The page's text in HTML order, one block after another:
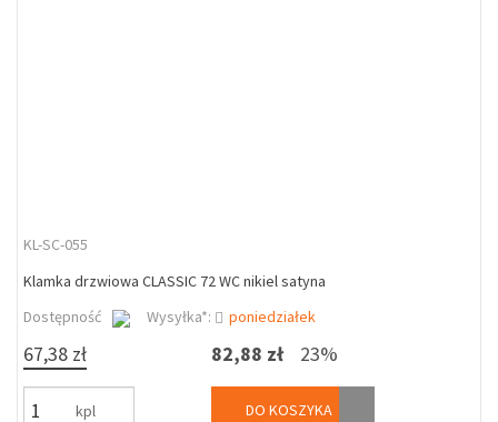
KL-SC-055
Klamka drzwiowa CLASSIC 72 WC nikiel satyna
Dostępność
Wysyłka*: poniedziałek
67,38 zł
kpl
82,88 zł 23%
DO KOSZYKA